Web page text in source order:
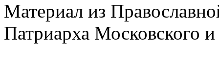
Материал из
Патриарха Московского